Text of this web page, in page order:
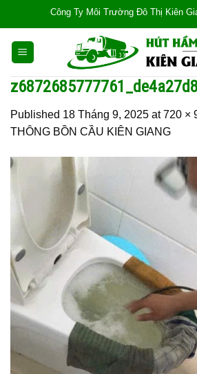
content
Công Ty Môi Trường Đô Thị Kiên
Published 18 Tháng 9, 2025 at720 ×
THÔNG BỒN CẦU KIÊN GIANG